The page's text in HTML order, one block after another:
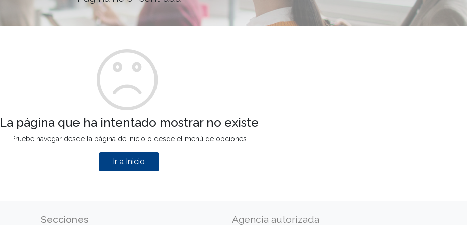
La página que ha intentado mostrar no existe
Pruebe navegar desde la página de inicio o desde el menú de opciones
Ir a Inicio
Secciones Agencia autorizada